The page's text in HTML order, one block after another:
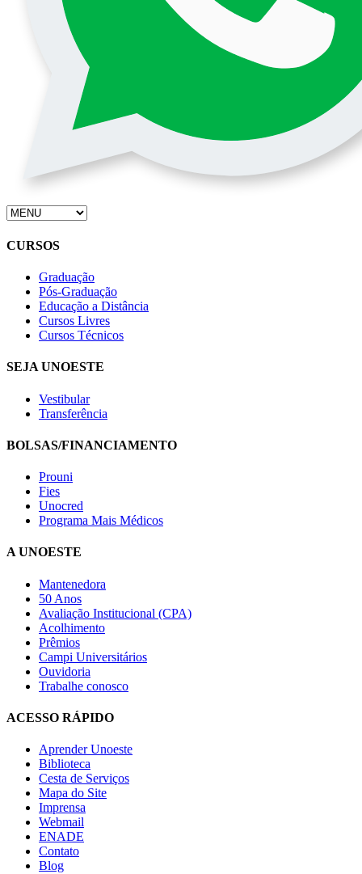
CURSOS
Graduação
Pós-Graduação
Educação a Distância
Cursos Livres
Cursos Técnicos
SEJA UNOESTE
Vestibular
Transferência
BOLSAS/FINANCIAMENTO
Prouni
Fies
Unocred
Programa Mais Médicos
A UNOESTE
Mantenedora
50 Anos
Avaliação Institucional (CPA)
Acolhimento
Prêmios
Campi Universitários
Ouvidoria
Trabalhe conosco
ACESSO RÁPIDO
Aprender Unoeste
Biblioteca
Cesta de Serviços
Mapa do Site
Imprensa
Webmail
ENADE
Contato
Blog